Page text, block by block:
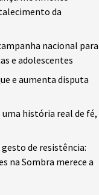
da
nacional para
e adolescentes
e aumenta disputa
história real de fé,
de resistência:
na Sombra merece a